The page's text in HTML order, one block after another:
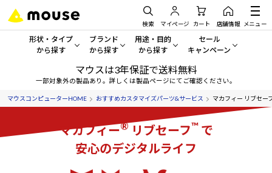
検索 マイページ カート 店舗情報 メニュー
形状・タイプ
から探す
形状・タイプから探す をすべてみる
デスクトップPC
ノートPC
ブランド
から探す
mouse
G TUNE
NEXTGEAR
用途・目的
から探す
一般向けパソコン
ゲーミングPC・ゲーム向けパソコン
クリエイティブ向け
セール
キャンペーン
セール・キャンペーン
期間限定セール
人気モデルが期間限定・お
アウトレットパソコン
すべて新品の旧モデル製品な
マウスは3年保証で送料無料
一部対象外の製品あり。詳しくは製品ページにてご確認ください。
マウスコンピューターHOME おすすめカスタマイズパーツ&サービス マカフィー リブセー
マカフィー® リブセーフ™で
安心のデジタルライフ